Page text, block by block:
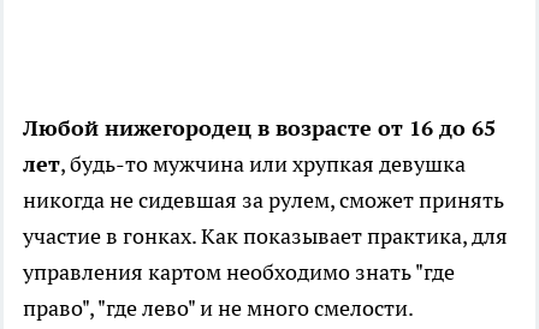
Любой нижегородец в возрасте от 16 до 65
лет, будь-то мужчина или хрупкая девушка
никогда не сидевшая за рулем, сможет принять
участие в гонках. Как показывает практика, для
управления картом необходимо знать "где
право", "где лево" и не много смелости.